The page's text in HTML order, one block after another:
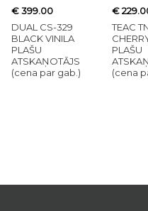
€ 399.00
DUAL CS-329
BLACK VINILA
PLAŠU
ATSKAŅOTĀJS
(cena par gab.)
€
TEAC
PLAŠU
(cena